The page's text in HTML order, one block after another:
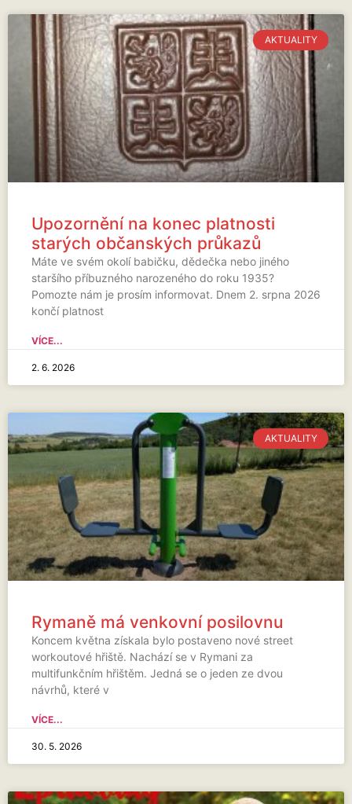
AKTUALITY
Upozornění na konec platnosti
starých občanských průkazů
Máte ve svém okolí babičku, dědečka nebo jiného
staršího příbuzného narozeného do roku 1935?
Pomozte nám je prosím informovat. Dnem 2. srpna 2026
končí platnost
VÍCE...
2. 6. 2026
AKTUALITY
Rymaně má venkovní posilovnu
Koncem května získala bylo postaveno nové street
workoutové hřiště. Nachází se v Rymani za
multifunkčním hřištěm. Jedná se o jeden ze dvou
návrhů, které v
VÍCE...
30. 5. 2026